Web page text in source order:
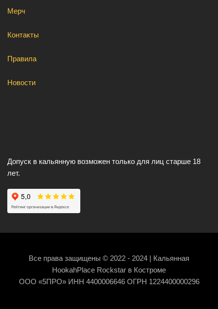
Мерч
Контакты
Правила
Новости
Допуск в кальянную возможен только для лиц старше 18
лет.
Все права защищены © 2022 - 2024 | Кальянная
HookahPlace Rockstar в Костроме
ООО «5ПРО» ИНН 4400006646 ОГРН 1224400000296